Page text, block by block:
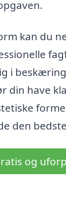
kan du
i
din have
den
og